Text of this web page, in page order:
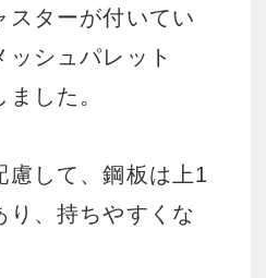
スターが付いてい
ッシュパレット
した。
慮して、鋼板は上1
り、持ちやすくな